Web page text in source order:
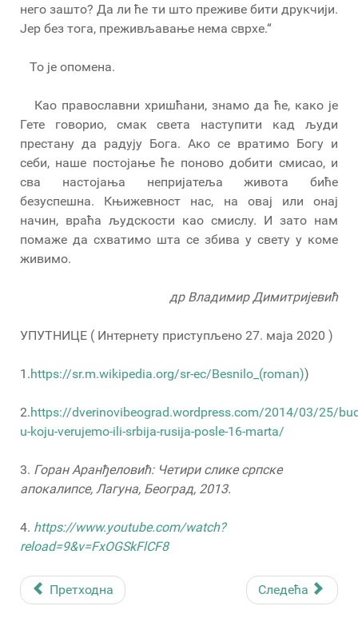
него зашто? Да ли ће ти што преживе бити друкчији.
Јер без тога, преживљавање нема сврхе.“
То је опомена.
Као православни хришћани, знамо да ће, како је
Гете говорио, смак света наступити кад људи
престану да радују Бога. Ако се вратимо Богу и
себи, наше постојање ће поново добити смисао, и
сва настојања непријатеља живота биће
безуспешна. Књижевност нас, на овај или онај
начин, враћа људскости као смислу. И зато нам
помаже да схватимо шта се збива у свету у коме
живимо.
др Владимир Димитријевић
УПУТНИЦЕ ( Интернету приступљено 27. маја 2020 )
1.https://sr.m.wikipedia.org/sr-ec/Besnilo_(roman))
2.https://dverinovibeograd.wordpress.com/2014/03/25/
u-koju-verujemo-ili-srbija-rusija-posle-16-marta/
3. Горан Аранђеловић: Четири слике српске
апокалипсе, Лагуна, Београд, 2013.
4. https://www.youtube.com/watch?
reload=9&v=FxOGSkFlCF8
Претходна Следећа